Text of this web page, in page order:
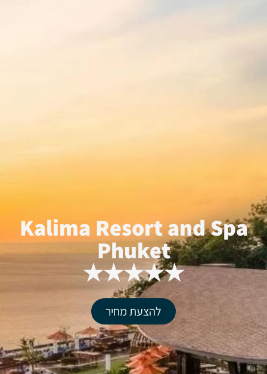
Kalima Resort and Spa
Phuket
★★★★★
להצעת מחיר